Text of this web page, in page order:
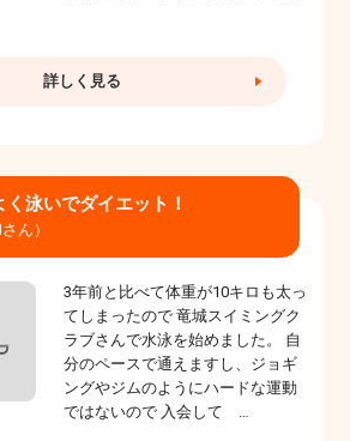
詳しく見る
泳いでダイエット！
ん）
3年前と比べて体重が10キロも太っ
てしまったので 竜城スイミングク
ラブさんで水泳を始めました。 自
分のペースで通えますし、ジョギ
ングやジムのようにハードな運動
ではないので 入会して …